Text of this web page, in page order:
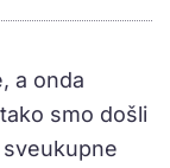
a onda
smo došli